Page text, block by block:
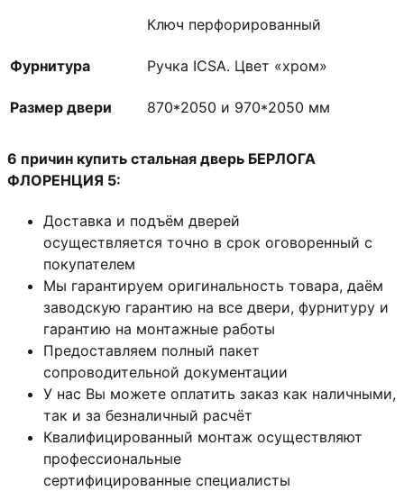
Ключ перфорированный
Фурнитура Ручка ICSA. Цвет «хром»
Размер двери 870*2050 и 970*2050 мм
6 причин купить стальная дверь БЕРЛОГА
ФЛОРЕНЦИЯ 5:
Доставка и подъём дверей
осуществляется точно в срок оговоренный с
покупателем
Мы гарантируем оригинальность товара, даём
заводскую гарантию на все двери, фурнитуру и
гарантию на монтажные работы
Предоставляем полный пакет
сопроводительной документации
У нас Вы можете оплатить заказ как наличными,
так и за безналичный расчёт
Квалифицированный монтаж осуществляют
профессиональные
сертифицированные специалисты